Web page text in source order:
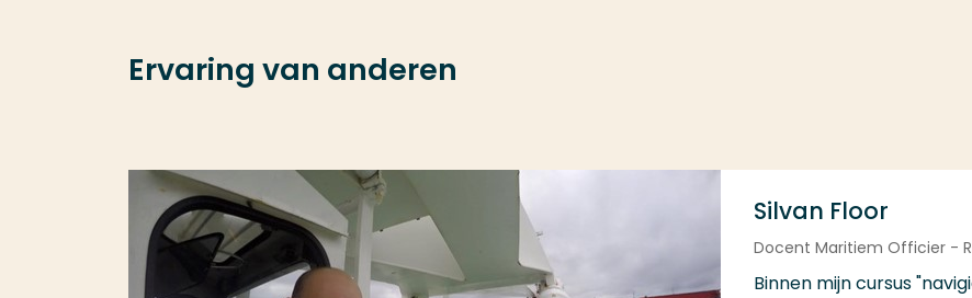
Ervaring van anderen
Silvan Floor
Docent Maritiem Officier -
Binnen mijn cursus